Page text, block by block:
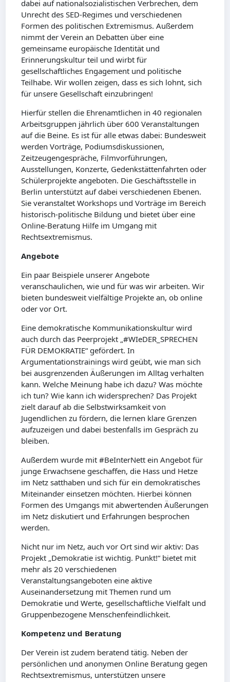
dabei auf nationalsozialistischen Verbrechen, dem
Unrecht des SED-Regimes und verschiedenen
Formen des politischen Extremismus. Außerdem
nimmt der Verein an Debatten über eine
gemeinsame europäische Identität und
Erinnerungskultur teil und wirbt für
gesellschaftliches Engagement und politische
Teilhabe. Wir wollen zeigen, dass es sich lohnt, sich
für unsere Gesellschaft einzubringen!
Hierfür stellen die Ehrenamtlichen in 40 regionalen
Arbeitsgruppen jährlich über 600 Veranstaltungen
auf die Beine. Es ist für alle etwas dabei: Bundesweit
werden Vorträge, Podiumsdiskussionen,
Zeitzeugengespräche, Filmvorführungen,
Ausstellungen, Konzerte, Gedenkstättenfahrten oder
Schülerprojekte angeboten. Die Geschäftsstelle in
Berlin unterstützt auf dabei verschiedenen Ebenen.
Sie veranstaltet Workshops und Vorträge im Bereich
historisch-politische Bildung und bietet über eine
Online-Beratung Hilfe im Umgang mit
Rechtsextremismus.
Angebote
Ein paar Beispiele unserer Angebote
veranschaulichen, wie und für was wir arbeiten. Wir
bieten bundesweit vielfältige Projekte an, ob online
oder vor Ort.
Eine demokratische Kommunikationskultur wird
auch durch das Peerprojekt „#WIeDER_SPRECHEN
FÜR DEMOKRATIE“ gefördert. In
Argumentationstrainings wird geübt, wie man sich
bei ausgrenzenden Äußerungen im Alltag verhalten
kann. Welche Meinung habe ich dazu? Was möchte
ich tun? Wie kann ich widersprechen? Das Projekt
zielt darauf ab die Selbstwirksamkeit von
Jugendlichen zu fördern, die lernen klare Grenzen
aufzuzeigen und dabei bestenfalls im Gespräch zu
bleiben.
Außerdem wurde mit #BeInterNett ein Angebot für
junge Erwachsene geschaffen, die Hass und Hetze
im Netz satthaben und sich für ein demokratisches
Miteinander einsetzen möchten. Hierbei können
Formen des Umgangs mit abwertenden Äußerungen
im Netz diskutiert und Erfahrungen besprochen
werden.
Nicht nur im Netz, auch vor Ort sind wir aktiv: Das
Projekt „Demokratie ist wichtig. Punkt!“ bietet mit
mehr als 20 verschiedenen
Veranstaltungsangeboten eine aktive
Auseinandersetzung mit Themen rund um
Demokratie und Werte, gesellschaftliche Vielfalt und
Gruppenbezogene Menschenfeindlichkeit.
Kompetenz und Beratung
Der Verein ist zudem beratend tätig. Neben der
persönlichen und anonymen Online Beratung gegen
Rechtsextremismus, unterstützen unsere